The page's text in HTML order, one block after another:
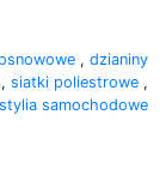
, dzianiny
, siatki poliestrowe ,
samochodowe